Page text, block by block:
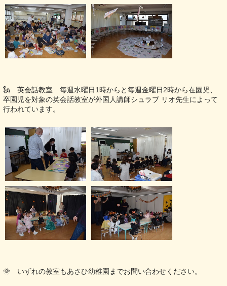
🗽 英会話教室 毎週水曜日1時からと毎週金曜日2時から在園児、
卒園児を対象の英会話教室が外国人講師シュラブ リオ先生によって
行われています。
🌞 いずれの教室もあさひ幼稚園までお問い合わせください。